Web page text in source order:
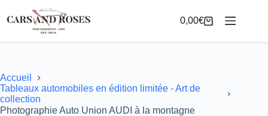
au
contenu
Panier
0,00€
Accueil
Tableaux automobiles en édition limitée - Art de
collection
Photographie Auto Union AUDI à la montagne